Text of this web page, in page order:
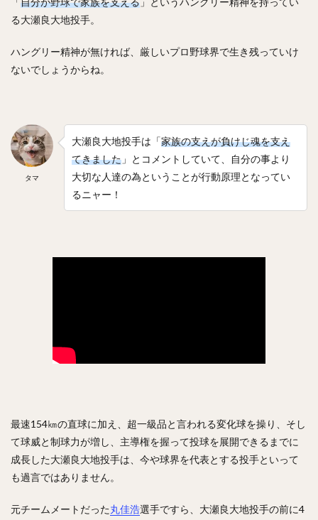
る大瀬良大地投手。
ハングリー精神が無ければ、厳しいプロ野球界で生き残っていけ
ないでしょうからね。
タマ
大瀬良大地投手は「家族の支えが負けじ魂を支え
てきました 」とコメントしていて、自分の事より
大切な人達の為ということが行動原理となってい
るニャー！
最速154㎞の直球に加え、超一級品と言われる変化球を操り、そし
て球威と制球力が増し、主導権を握って投球を展開できるまでに
成長した大瀬良大地投手は、今や球界を代表とする投手といって
も過言ではありません。
元チームメートだった丸佳浩選手ですら、大瀬良大地投手の前に4